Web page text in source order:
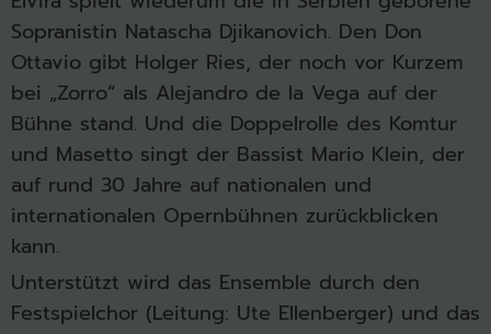
Sopranistin Natascha Djikanovich. Den Don
Ottavio gibt Holger Ries, der noch vor Kurzem
bei „Zorro“ als Alejandro de la Vega auf der
Bühne stand. Und die Doppelrolle des Komtur
und Masetto singt der Bassist Mario Klein, der
auf rund 30 Jahre auf nationalen und
internationalen Opernbühnen zurückblicken
kann.
Unterstützt wird das Ensemble durch den
Festspielchor (Leitung: Ute Ellenberger) und das